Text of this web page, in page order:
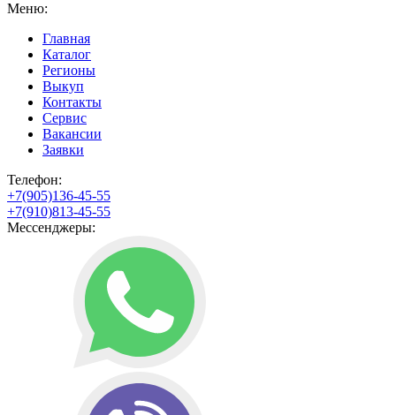
Меню:
Главная
Каталог
Регионы
Выкуп
Контакты
Сервис
Вакансии
Заявки
Телефон:
+7(905)136-45-55
+7(910)813-45-55
Мессенджеры: